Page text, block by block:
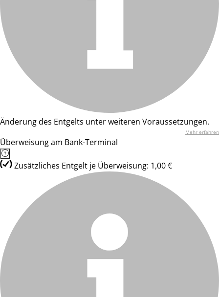
Änderung des Entgelts unter weiteren Voraussetzungen.
Mehr erfahren
Überweisung am Bank-Terminal
Zusätzliches Entgelt je Überweisung: 1,00 €